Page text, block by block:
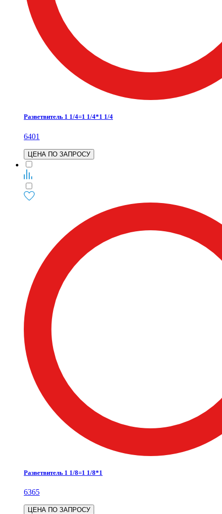
Разветвитель 1 1/4=1 1/4*1 1/4
6401
ЦЕНА ПО ЗАПРОСУ
Разветвитель 1 1/8=1 1/8*1
6365
ЦЕНА ПО ЗАПРОСУ